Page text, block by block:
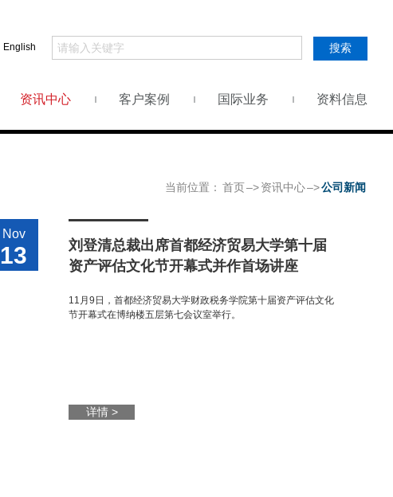
搜索
English
资讯中心 客户案例 国际业务 资料信息
当前位置： 首页–>资讯中心–>公司新闻
Nov
13
刘登清总裁出席首都经济贸易大学第十届
资产评估文化节开幕式并作首场讲座
11月9日，首都经济贸易大学财政税务学院第十届资产评估文化
节开幕式在博纳楼五层第七会议室举行。
详情 >